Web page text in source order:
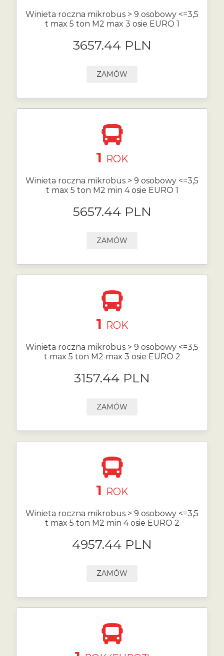
Winieta roczna mikrobus > 9 osobowy <=3,5
t max 5 ton M2 max 3 osie EURO 1
3657.44 PLN
ZAMÓW
1 ROK
Winieta roczna mikrobus > 9 osobowy <=3,5
t max 5 ton M2 min 4 osie EURO 1
5657.44 PLN
ZAMÓW
1 ROK
Winieta roczna mikrobus > 9 osobowy <=3,5
t max 5 ton M2 max 3 osie EURO 2
3157.44 PLN
ZAMÓW
1 ROK
Winieta roczna mikrobus > 9 osobowy <=3,5
t max 5 ton M2 min 4 osie EURO 2
4957.44 PLN
ZAMÓW